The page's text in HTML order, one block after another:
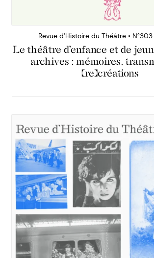
Revue d’Histoire du Théâtre •
Le théâtre d’enfance et de
archives : mémoires,
(re)créations